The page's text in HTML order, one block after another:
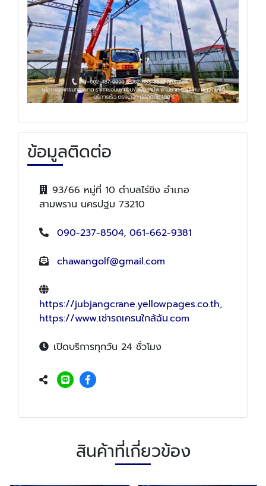
ข้อมูลติดต่อ
93/66 หมู่ที่ 10 ตำบลไร่ขิง อำเภอ
สามพราน นครปฐม 73210
090-237-8504, 061-662-9381
chawangolf@gmail.com
https://jubjangcrane.yellowpages.co.th,
https://www.เช่ารถเครนใกล้ฉัน.com
เปิดบริการทุกวัน 24 ชั่วโมง
สินค้าที่เกี่ยวข้อง